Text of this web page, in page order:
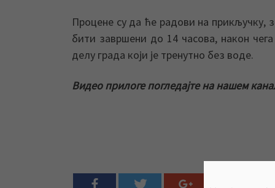
Процене су да ће радови на прикључку,
бити завршени до 14 часова, након
делу града који је тренутно без воде.
Видео прилоге погледајте на нашем